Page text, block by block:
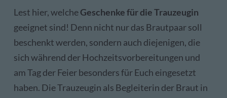
Lest hier, welcheGeschenke für die Trauzeugin
geeignet sind! Denn nicht nur das Brautpaar soll
beschenkt werden, sondern auch diejenigen, die
sich während der Hochzeitsvorbereitungen und
am Tag der Feier besonders für Euch eingesetzt
haben. Die Trauzeugin als Begleiterin der Braut in